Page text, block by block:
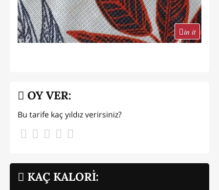
in it
KAÇ KALORİ:
OY VER:
Bu tarife kaç yıldız verirsiniz?